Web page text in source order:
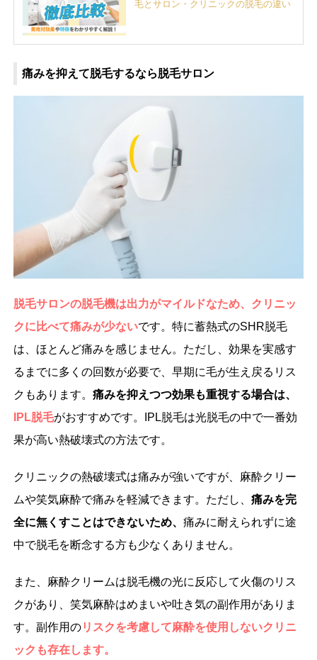
毛とサロン・クリニックの脱毛の違い
痛みを抑えて脱毛するなら脱毛サロン
脱毛サロンの脱毛機は出力がマイルドなため、クリニッ
クに比べて痛みが少ないです。特に蓄熱式のSHR脱毛
は、ほとんど痛みを感じません。ただし、効果を実感す
るまでに多くの回数が必要で、早期に毛が生え戻るリス
クもあります。痛みを抑えつつ効果も重視する場合は、
IPL脱毛がおすすめです。IPL脱毛は光脱毛の中で一番効
果が高い熱破壊式の方法です。
クリニックの熱破壊式は痛みが強いですが、麻酔クリー
ムや笑気麻酔で痛みを軽減できます。ただし、痛みを完
全に無くすことはできないため、痛みに耐えられずに途
中で脱毛を断念する方も少なくありません。
また、麻酔クリームは脱毛機の光に反応して火傷のリス
クがあり、笑気麻酔はめまいや吐き気の副作用がありま
す。副作用のリスクを考慮して麻酔を使用しないクリニ
ックも存在します。